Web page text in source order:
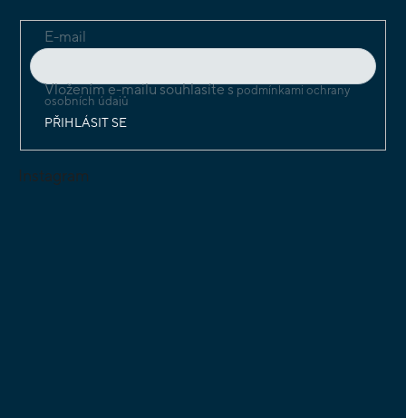
E-mail
Vložením e-mailu souhlasíte spodmínkami ochrany
osobních údajů
PŘIHLÁSIT SE
Instagram